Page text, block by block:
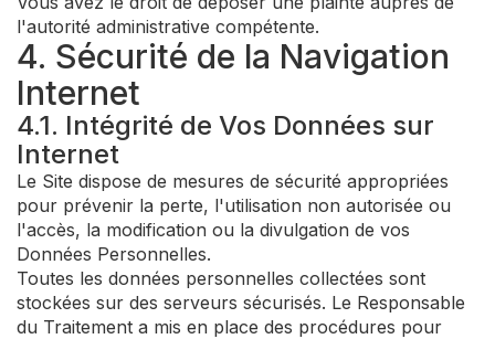
l'autorité administrative compétente.
4. Sécurité de la Navigation
Internet
4.1. Intégrité de Vos Données sur
Internet
Le Site dispose de mesures de sécurité appropriées
pour prévenir la perte, l'utilisation non autorisée ou
l'accès, la modification ou la divulgation de vos
Données Personnelles.
Toutes les données personnelles collectées sont
stockées sur des serveurs sécurisés. Le Responsable
du Traitement a mis en place des procédures pour